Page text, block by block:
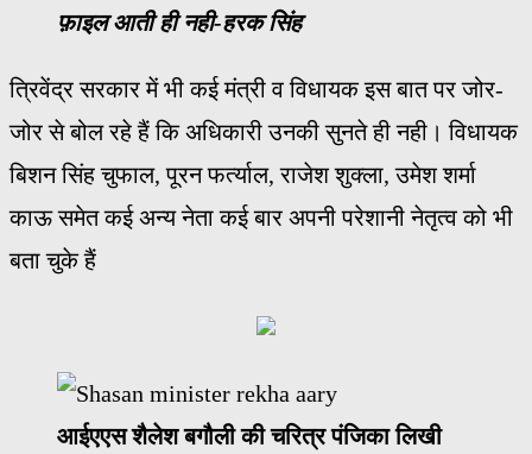
फ़ाइल आती ही नही-हरक सिंह
त्रिवेंद्र सरकार में भी कई मंत्री व विधायक इस बात पर जोर-
जोर से बोल रहे हैं कि अधिकारी उनकी सुनते ही नही। विधायक
बिशन सिंह चुफाल, पूरन फर्त्याल, राजेश शुक्ला, उमेश शर्मा
काऊ समेत कई अन्य नेता कई बार अपनी परेशानी नेतृत्व को भी
बता चुके हैं
आईएएस शैलेश बगौली की चरित्र पंजिका लिखी